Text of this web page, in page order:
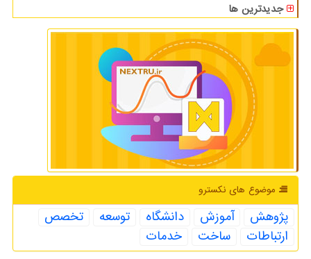
جدیدترین ها
موضوع های نكسترو
پژوهش آموزش دانشگاه توسعه
تخصص
ارتباطات
ساخت خدمات